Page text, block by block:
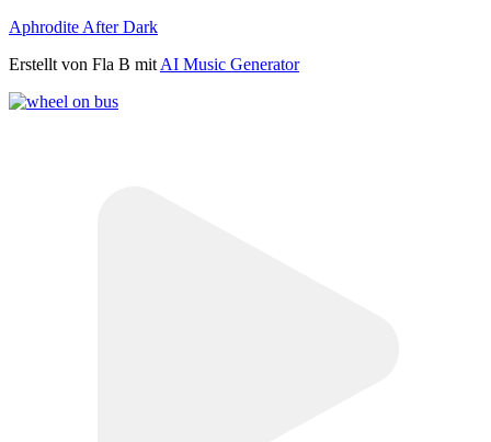
Aphrodite After Dark
Erstellt von Fla B mit AI Music Generator